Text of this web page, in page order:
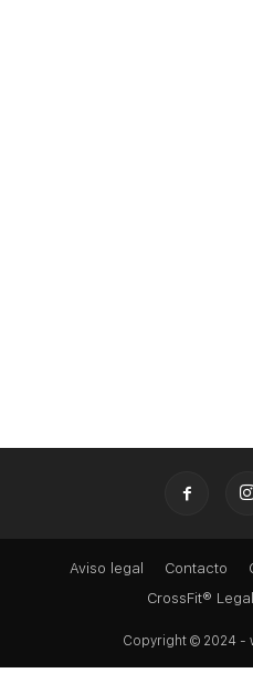
Aviso legal Contacto
CrossFit® Legal
Copyright © 2024 -